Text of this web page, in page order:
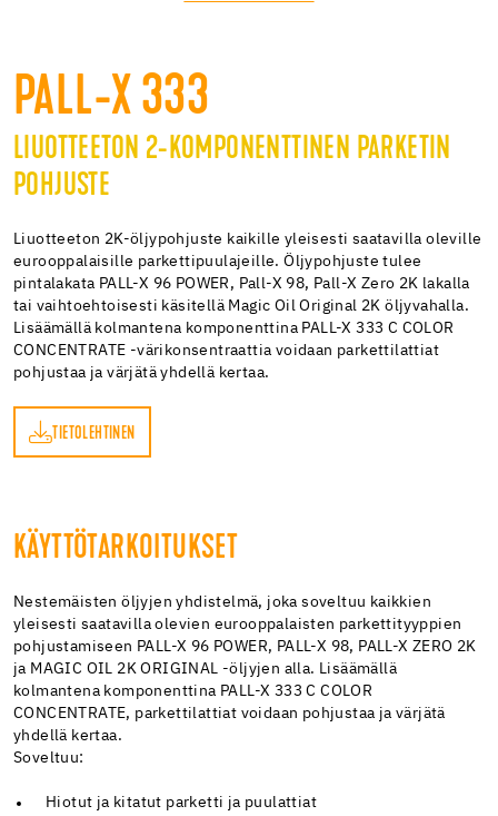
PALL-X 333
LIUOTTEETON 2-KOMPONENTTINEN PARKETIN
POHJUSTE
Liuotteeton 2K-öljypohjuste kaikille yleisesti saatavilla oleville
eurooppalaisille parkettipuulajeille. Öljypohjuste tulee
pintalakata PALL-X 96 POWER, Pall-X 98, Pall-X Zero 2K lakalla
tai vaihtoehtoisesti käsitellä Magic Oil Original 2K öljyvahalla.
Lisäämällä kolmantena komponenttina PALL-X 333 C COLOR
CONCENTRATE -värikonsentraattia voidaan parkettilattiat
pohjustaa ja värjätä yhdellä kertaa.
TIETOLEHTINEN
KÄYTTÖTARKOITUKSET
Nestemäisten öljyjen yhdistelmä, joka soveltuu kaikkien
yleisesti saatavilla olevien eurooppalaisten parkettityyppien
pohjustamiseen PALL-X 96 POWER, PALL-X 98, PALL-X ZERO 2K
ja MAGIC OIL 2K ORIGINAL -öljyjen alla. Lisäämällä
kolmantena komponenttina PALL-X 333 C COLOR
CONCENTRATE, parkettilattiat voidaan pohjustaa ja värjätä
yhdellä kertaa.
Soveltuu:
Hiotut ja kitatut parketti ja puulattiat